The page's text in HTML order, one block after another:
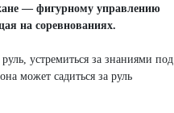
— фигурному управлению
на соревнованиях.
устремиться за знаниями под
может садиться за руль